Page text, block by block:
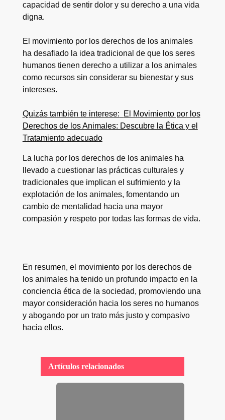
capacidad de sentir dolor y su derecho a una vida
digna.
El movimiento por los derechos de los animales
ha desafiado la idea tradicional de que los seres
humanos tienen derecho a utilizar a los animales
como recursos sin considerar su bienestar y sus
intereses.
Quizás también te interese:
El Movimiento por los
Derechos de los Animales: Descubre la Ética y el
Tratamiento adecuado
La lucha por los derechos de los animales ha
llevado a cuestionar las prácticas culturales y
tradicionales que implican el sufrimiento y la
explotación de los animales, fomentando un
cambio de mentalidad hacia una mayor
compasión y respeto por todas las formas de vida.
En resumen, el movimiento por los derechos de
los animales ha tenido un profundo impacto en la
conciencia ética de la sociedad, promoviendo una
mayor consideración hacia los seres no humanos
y abogando por un trato más justo y compasivo
hacia ellos.
Artículos relacionados